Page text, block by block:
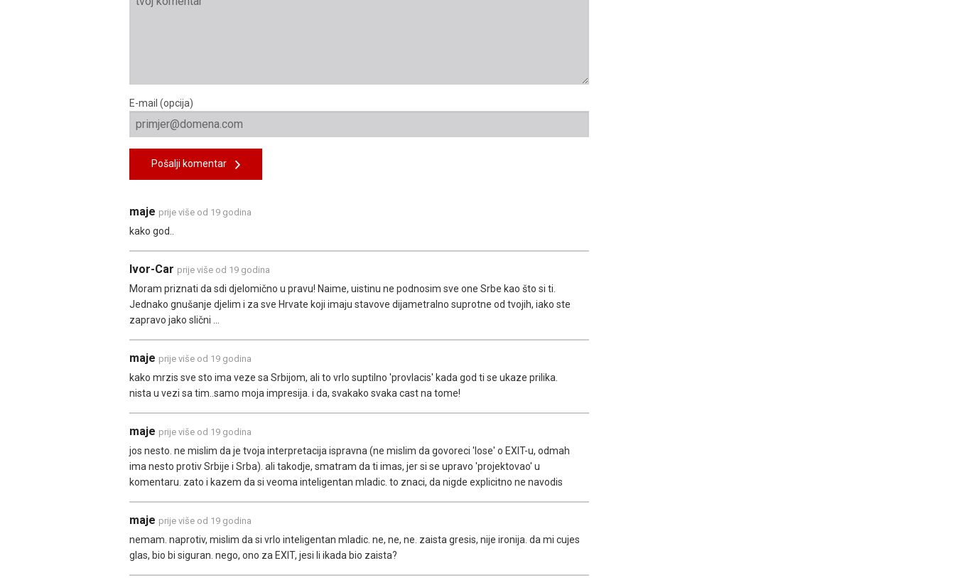
E-mail (opcija)
Pošalji komentar
maje prije više od 19 godina
kako god..
Ivor-Car prije više od 19 godina
Moram priznati da sdi djelomično u pravu! Naime, uistinu ne podnosim sve one Srbe kao što si ti.
Jednako gnušanje djelim i za sve Hrvate koji imaju stavove dijametralno suprotne od tvojih, iako ste
zapravo jako slični ...
maje prije više od 19 godina
kako mrzis sve sto ima veze sa Srbijom, ali to vrlo suptilno 'provlacis' kada god ti se ukaze prilika.
nista u vezi sa tim..samo moja impresija. i da, svakako svaka cast na tome!
maje prije više od 19 godina
jos nesto. ne mislim da je tvoja interpretacija ispravna (ne mislim da govoreci 'lose' o EXIT-u, odmah
ima nesto protiv Srbije i Srba). ali takodje, smatram da ti imas, jer si se upravo 'projektovao' u
komentaru. zato i kazem da si veoma inteligentan mladic. to znaci, da nigde explicitno ne navodis
maje prije više od 19 godina
nemam. naprotiv, mislim da si vrlo inteligentan mladic. ne, ne, ne. zaista gresis, nije ironija. da mi cujes
glas, bio bi siguran. nego, ono za EXIT, jesi li ikada bio zaista?